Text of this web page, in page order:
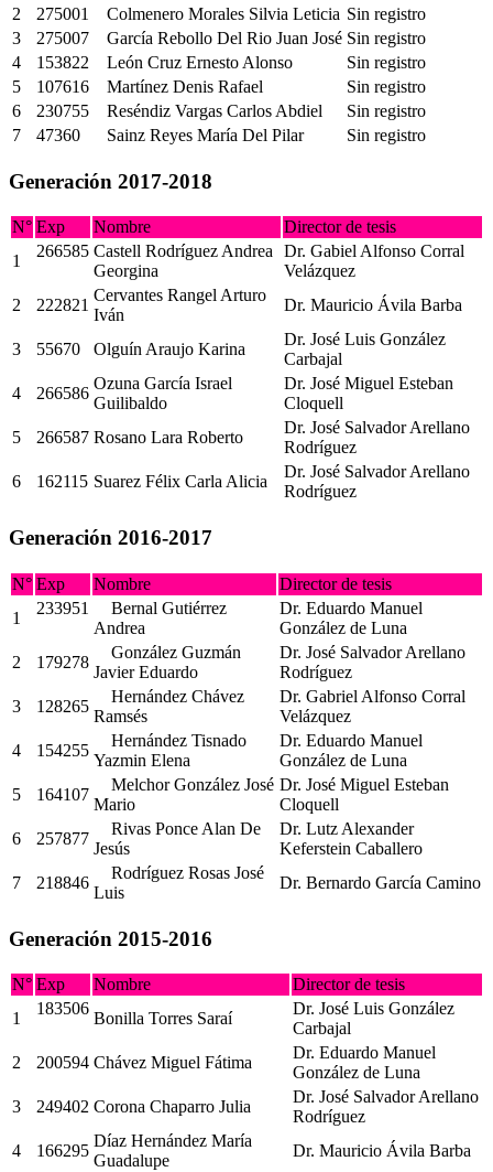
2 275001 Colmenero Morales Silvia Leticia Sin registro
3
275007 García Rebollo Del Rio Juan José Sin registro
4
153822 León Cruz Ernesto Alonso
Sin registro
5
107616 Martínez Denis Rafael
Sin registro
6
230755 Reséndiz Vargas Carlos Abdiel
Sin registro
7
47360 Sainz Reyes María Del Pilar Sin registro
Generación 2017-2018
N° Exp Nombre
Director de tesis
1
266585 Castell Rodríguez Andrea
Georgina
Dr. Gabiel Alfonso Corral
Velázquez
2
222821
Cervantes Rangel Arturo
Iván
Dr. Mauricio Ávila Barba
3 55670 Olguín Araujo Karina
Dr. José Luis González
Carbajal
4
266586
Ozuna García Israel
Guilibaldo
Dr. José Miguel Esteban
Cloquell
5
266587 Rosano Lara Roberto
Dr. José Salvador Arellano
Rodríguez
6
162115 Suarez Félix Carla Alicia
Dr. José Salvador Arellano
Rodríguez
Generación 2016-2017
N° Exp Nombre
Director de tesis
1
233951
Bernal Gutiérrez
Andrea
Dr. Eduardo Manuel
González de Luna
2
179278
González Guzmán
Javier Eduardo
Dr. José Salvador Arellano
Rodríguez
3
128265
Hernández Chávez
Ramsés
Dr. Gabriel Alfonso Corral
Velázquez
4
154255
Hernández Tisnado
Yazmin Elena
Dr. Eduardo Manuel
González de Luna
5
164107
Melchor González José
Mario
Dr. José Miguel Esteban
Cloquell
6
257877
Rivas Ponce Alan De
Jesús
Dr. Lutz Alexander
Keferstein Caballero
7
218846
Rodríguez Rosas José
Luis
Dr. Bernardo García Camino
Generación 2015-2016
N° Exp Nombre
Director de tesis
1
183506
Bonilla Torres Saraí
Dr. José Luis González
Carbajal
2
200594 Chávez Miguel Fátima
Dr. Eduardo Manuel
González de Luna
3
249402 Corona Chaparro Julia
Dr. José Salvador Arellano
Rodríguez
4
166295
Díaz Hernández María
Guadalupe
Dr. Mauricio Ávila Barba